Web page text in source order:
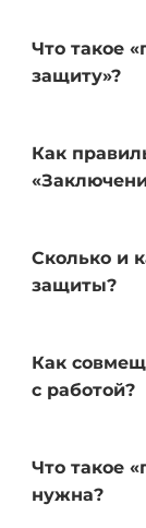
Что такое
защиту»?
Как
Сколько и
защиты?
Как
с работой?
Что такое
нужна?